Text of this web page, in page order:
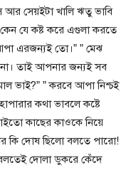
আর সেয়ইটা খালি ঋতু ভাবি
কেন যে কষ্ট করে এগুলা করতে
এরজন্যই তো।” ” মেঝ
তাই আপনার জন্যই সব
ভাই?” ” করবে আপা নিশ্চই
কথা ভাবলে কষ্টে
কাছের কাওকে নিয়ে
কি দোষ ছিলো বলতে পারো!
দোলা ডুকরে কেঁদে